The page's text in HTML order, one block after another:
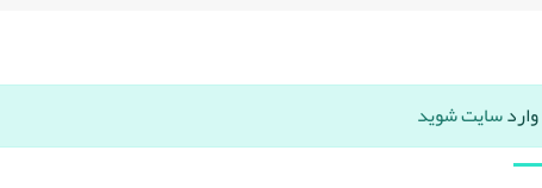
واردسایت شوید